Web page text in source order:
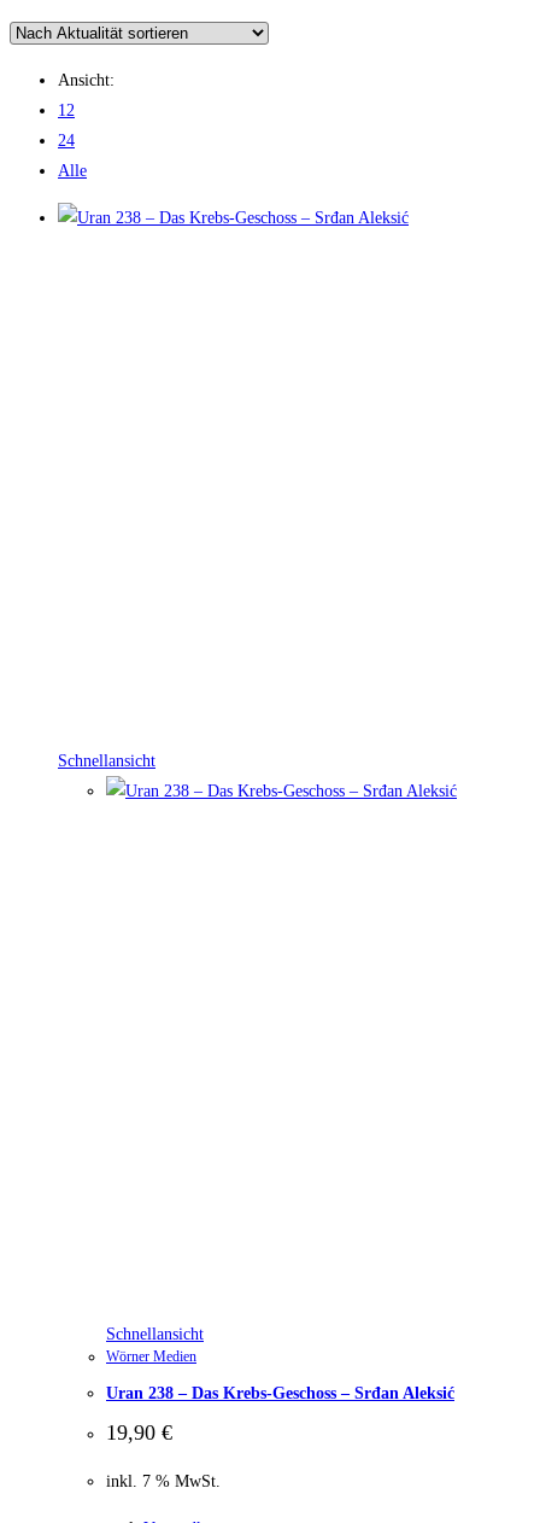
Ansicht:
12
24
Alle
Schnellansicht
Schnellansicht
Wörner Medien
Uran 238 – Das Krebs-Geschoss – Srđan Aleksić
19,90 €
inkl. 7 % MwSt.